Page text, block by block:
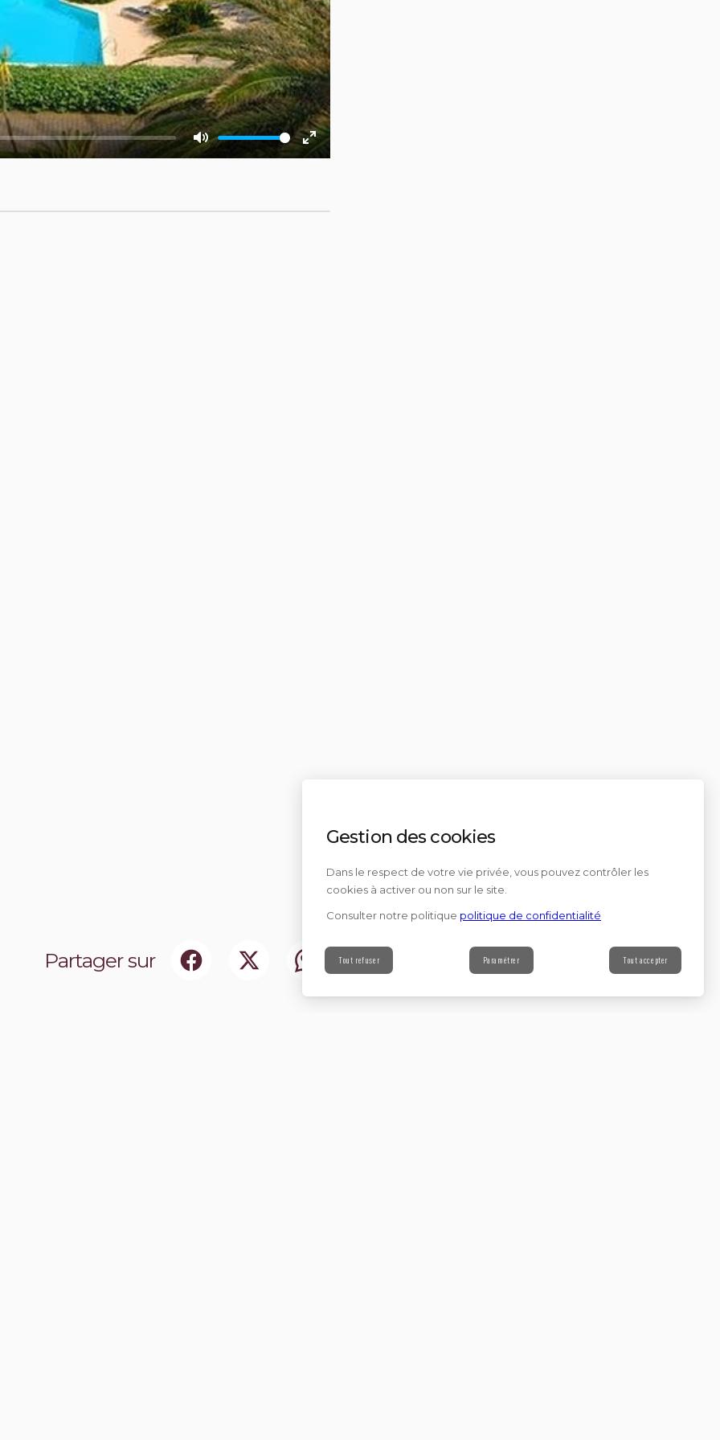
Mute
Enter
Contact
Partager sur
Gestion des cookies
Dans le respect de votre vie privée, vous pouvez contrôler les
cookies à activer ou non sur le site.
Consulter notre politique politique de confidentialité
Tout refuser Paramétrer Tout accepter